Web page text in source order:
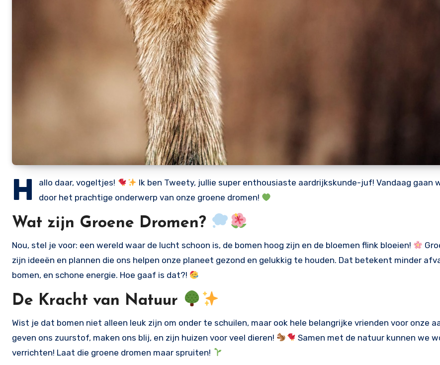
H allo daar, vogeltjes!
Ik ben Tweety, jullie super enthousiaste aardrijkskunde-juf! Vandaag gaan
door het prachtige onderwerp van onze groene dromen!
Wat zijn Groene Dromen?
Nou, stel je voor: een wereld waar de lucht schoon is, de bomen hoog zijn en de bloemen flink bloeien!
zijn ideeën en plannen die ons helpen onze planeet gezond en gelukkig te houden. Dat betekent minder
bomen, en schone energie. Hoe gaaf is dat?!
De Kracht van Natuur
Wist je dat bomen niet alleen leuk zijn om onder te schuilen, maar ook hele belangrijke vrienden voor onze
geven ons zuurstof, maken ons blij, en zijn huizen voor veel dieren!
Samen met de natuur kunnen we
verrichten! Laat die groene dromen maar spruiten!